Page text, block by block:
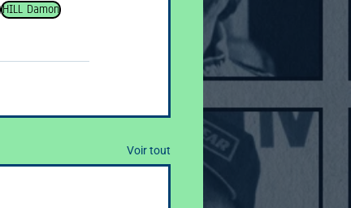
HILL Damon
Voir tout